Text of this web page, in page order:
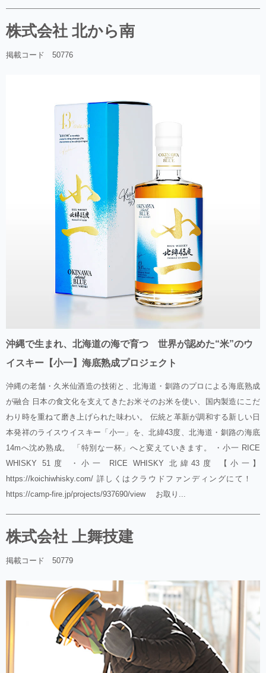
株式会社 北から南
掲載コード 50776
沖縄で生まれ、北海道の海で育つ 世界が認めた“米”のウ
イスキー【小一】海底熟成プロジェクト
沖縄の老舗・久米仙酒造の技術と、北海道・釧路のプロによる海底熟成
が融合 日本の食文化を支えてきたお米そのお米を使い、国内製造にこだ
わり時を重ねて磨き上げられた味わい。 伝統と革新が調和する新しい日
本発祥のライスウイスキー「小一」を、北緯43度、北海道・釧路の海底
14mへ沈め熟成。 「特別な一杯」へと変えていきます。 ・小一 RICE
WHISKY 51度 ・小一 RICE WHISKY 北緯43度 【小一】
https://koichiwhisky.com/ 詳しくはクラウドファンディングにて！
https://camp-fire.jp/projects/937690/view お取り...
株式会社 上舞技建
掲載コード 50779